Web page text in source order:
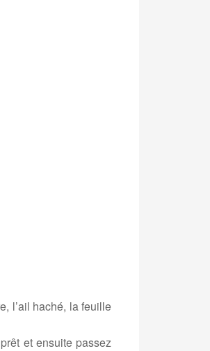
l’ail haché, la feuille
et ensuite passez